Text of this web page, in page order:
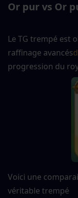
Or pur vs Or
Le TG trempé est
raffinage avancés
progression du
Voici une
véritable trempé